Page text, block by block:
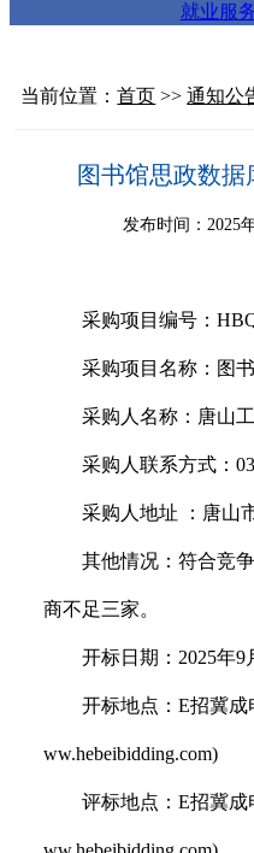
就业服
当前位置：首页 >>通知公
图书馆思政数
发布时间：2025
采购项目编号：
采购项目名称：图
采购人名称：唐山
采购人联系方式：
采购人地址 ：唐山
其他情况：符合竞
商不足三家。
开标日期： 2025年9
开标地点：E招冀成
ww.hebeibidding.com)
评标地点：E招冀成